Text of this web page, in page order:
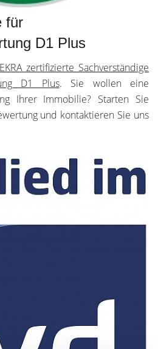
für
D1 Plus
zertifizierte Sachverständige
D1 Plus. Sie wollen eine
Ihrer Immobilie? Starten Sie
und kontaktieren Sie uns